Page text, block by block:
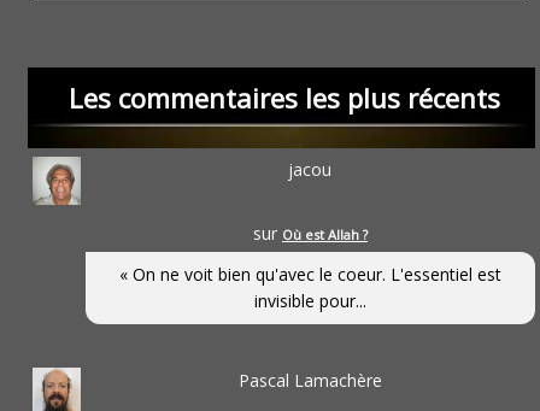
Les commentaires les plus récents
jacou
sur Où est Allah ?
« On ne voit bien qu'avec le coeur. L'essentiel est
invisible pour...
Pascal Lamachère